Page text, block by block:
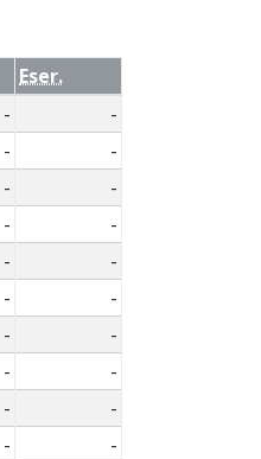
Eser.
-
-
-
-
-
-
-
-
-
-
-
-
-
-
-
-
-
-
-
-